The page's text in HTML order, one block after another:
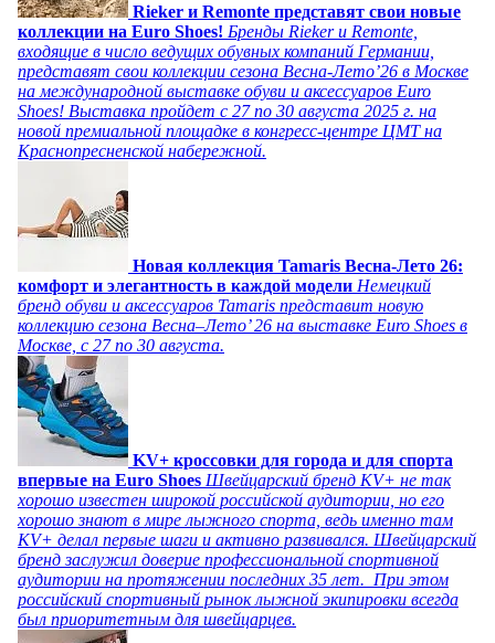
Rieker и Remonte представят свои новые
коллекции на Euro Shoes! Бренды Rieker и Remonte,
входящие в число ведущих обувных компаний Германии,
представят свои коллекции сезона Весна-Лето’26 в Москве
на международной выставке обуви и аксессуаров Euro
Shoes! Выставка пройдет c 27 по 30 августа 2025 г. на
новой премиальной площадке в конгресс-центре ЦМТ на
Краснопресненской набережной.
Новая коллекция Tamaris Весна-Лето 26:
комфорт и элегантность в каждой модели Немецкий
бренд обуви и аксессуаров Tamaris представит новую
коллекцию сезона Весна–Лето’ 26 на выставке Euro Shoes в
Москве, с 27 по 30 августа.
KV+ кроссовки для города и для спорта
впервые на Euro Shoes Швейцарский бренд KV+ не так
хорошо известен широкой российской аудитории, но его
хорошо знают в мире лыжного спорта, ведь именно там
KV+ делал первые шаги и активно развивался. Швейцарский
бренд заслужил доверие профессиональной спортивной
аудитории на протяжении последних 35 лет. При этом
российский спортивный рынок лыжной экипировки всегда
был приоритетным для швейцарцев.